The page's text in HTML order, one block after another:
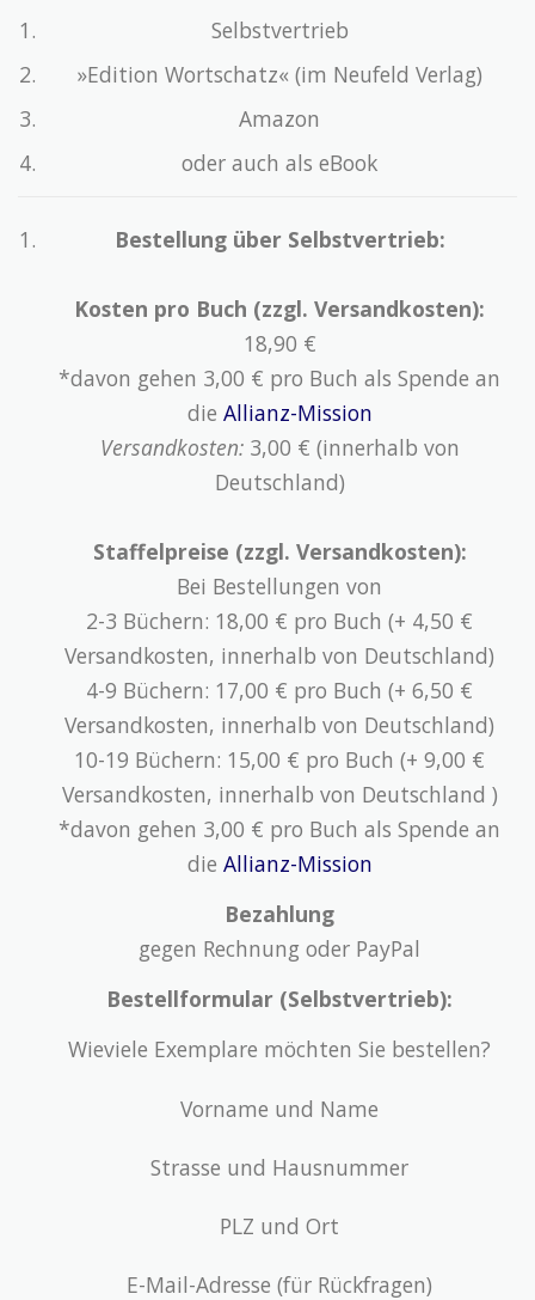
Selbstvertrieb
»Edition Wortschatz« (im Neufeld Verlag)
Amazon
oder auch als eBook
Bestellung über Selbstvertrieb:
Kosten pro Buch (zzgl. Versandkosten):
18,90 €
*davon gehen 3,00 € pro Buch als Spende an
die Allianz-Mission
Versandkosten:3,00 € (innerhalb von
Deutschland)
Staffelpreise (zzgl. Versandkosten):
Bei Bestellungen von
2-3 Büchern: 18,00 € pro Buch (+ 4,50 €
Versandkosten, innerhalb von Deutschland)
4-9 Büchern: 17,00 € pro Buch (+ 6,50 €
Versandkosten, innerhalb von Deutschland)
10-19 Büchern: 15,00 € pro Buch (+ 9,00 €
Versandkosten, innerhalb von Deutschland )
*davon gehen 3,00 € pro Buch als Spende an
die Allianz-Mission
Bezahlung
gegen Rechnung oder PayPal
Bestellformular (Selbstvertrieb):
Wieviele Exemplare möchten Sie bestellen?
Vorname und Name
Strasse und Hausnummer
PLZ und Ort
E-Mail-Adresse (für Rückfragen)